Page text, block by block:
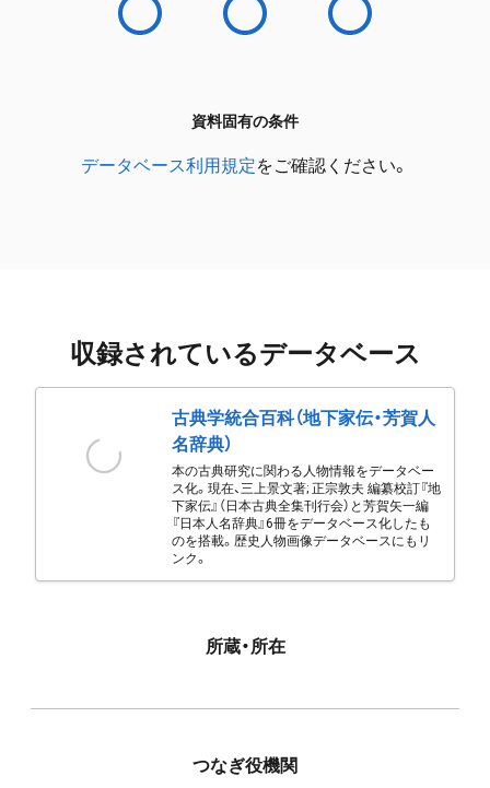
資料固有の条件
データベース利用規定をご確認ください。
収録されているデータベース
古典学統合百科（地下家伝・芳賀人
名辞典）
本の古典研究に関わる人物情報をデータベー
ス化。現在、三上景文著; 正宗敦夫 編纂校訂『地
下家伝』（日本古典全集刊行会）と芳賀矢一編
『日本人名辞典』6冊をデータベース化したも
のを搭載。歴史人物画像データベースにもリ
ンク。
所蔵・所在
つなぎ役機関